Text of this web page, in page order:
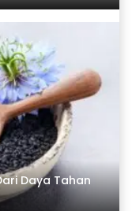
Daya Tahan